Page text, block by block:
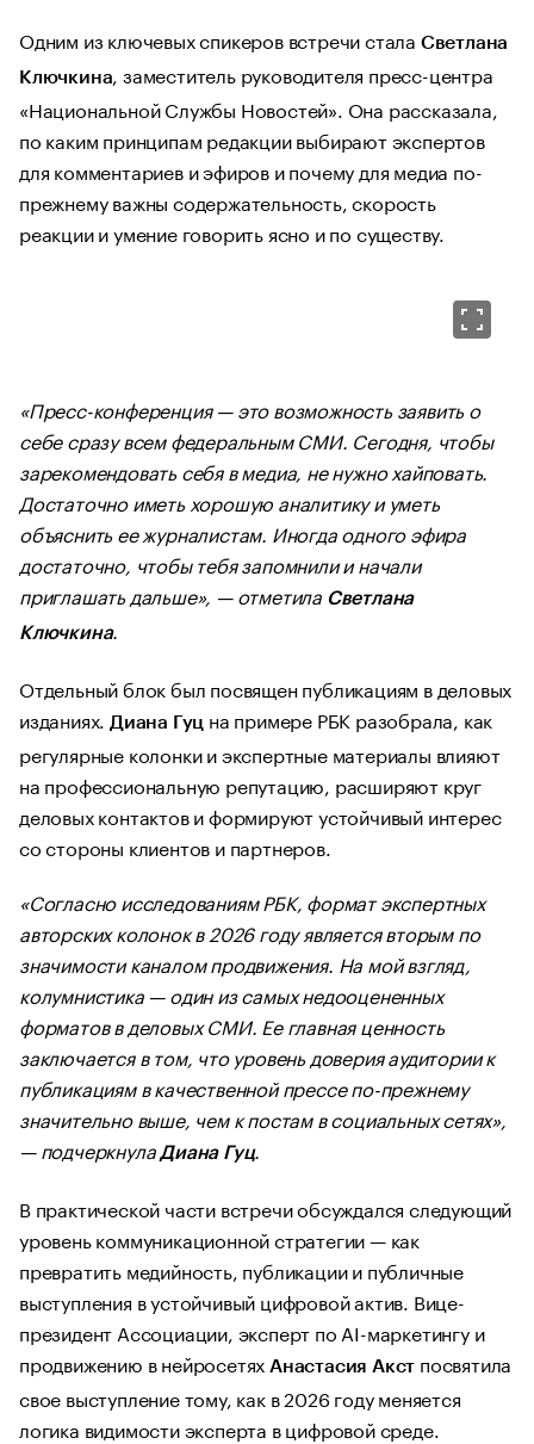
Одним из ключевых спикеров встречи стала Светлана
Ключкина, заместитель руководителя пресс-центра
«Национальной Службы Новостей». Она рассказала,
по каким принципам редакции выбирают экспертов
для комментариев и эфиров и почему для медиа по-
прежнему важны содержательность, скорость
реакции и умение говорить ясно и по существу.
«Пресс-конференция — это возможность заявить о
себе сразу всем федеральным СМИ. Сегодня, чтобы
зарекомендовать себя в медиа, не нужно хайповать.
Достаточно иметь хорошую аналитику и уметь
объяснить ее журналистам. Иногда одного эфира
достаточно, чтобы тебя запомнили и начали
приглашать дальше», — отметила Светлана
Ключкина.
Отдельный блок был посвящен публикациям в деловых
изданиях. Диана Гуц на примере РБК разобрала, как
регулярные колонки и экспертные материалы влияют
на профессиональную репутацию, расширяют круг
деловых контактов и формируют устойчивый интерес
со стороны клиентов и партнеров.
«Согласно исследованиям РБК, формат экспертных
авторских колонок в 2026 году является вторым по
значимости каналом продвижения. На мой взгляд,
колумнистика — один из самых недооцененных
форматов в деловых СМИ. Ее главная ценность
заключается в том, что уровень доверия аудитории к
публикациям в качественной прессе по-прежнему
значительно выше, чем к постам в социальных сетях»,
— подчеркнулаДиана Гуц.
В практической части встречи обсуждался следующий
уровень коммуникационной стратегии — как
превратить медийность, публикации и публичные
выступления в устойчивый цифровой актив. Вице-
президент Ассоциации, эксперт по AI-маркетингу и
продвижению в нейросетях Анастасия Акст посвятила
свое выступление тому, как в 2026 году меняется
логика видимости эксперта в цифровой среде.